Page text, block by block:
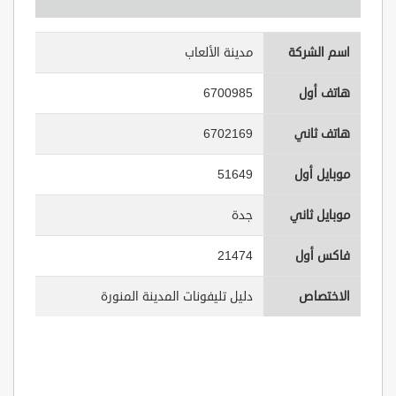
اسم الشركة مدينة الألعاب
هاتف أول 6700985
هاتف ثاني 6702169
موبايل أول 51649
موبايل ثاني جدة
فاكس أول 21474
الاختصاص دليل تليفونات المدينة المنورة